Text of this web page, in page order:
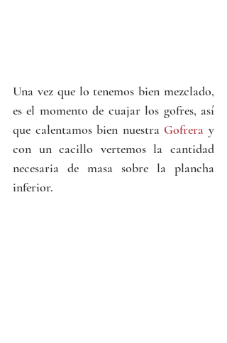
Una vez que lo tenemos bien mezclado,
es el momento de cuajar los gofres, así
que calentamos bien nuestra Gofrera y
con un cacillo vertemos la cantidad
necesaria de masa sobre la plancha
inferior.